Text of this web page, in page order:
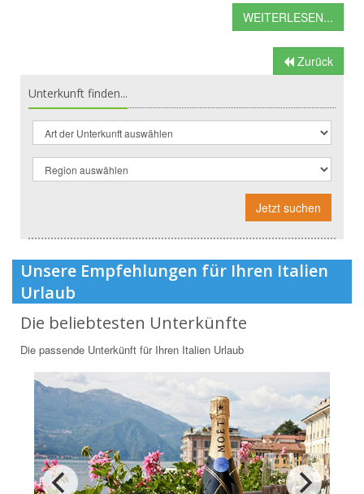
WEITERLESEN...
Zurück
Unterkunft finden...
Jetzt suchen
Unsere Empfehlungen für Ihren Italien
Urlaub
Die beliebtesten Unterkünfte
Die passende Unterkünft für Ihren Italien Urlaub